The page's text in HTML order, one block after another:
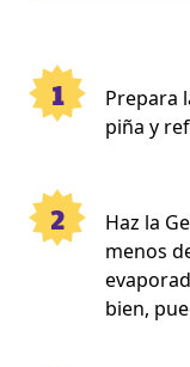
1
Prepara
piña y
2
Haz la
menos
bien,